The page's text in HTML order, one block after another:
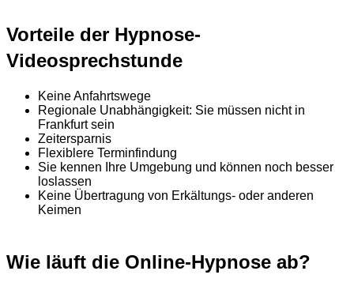
Vorteile der Hypnose-
Videosprechstunde
Keine Anfahrtswege
Regionale Unabhängigkeit: Sie müssen nicht in
Frankfurt sein
Zeitersparnis
Flexiblere Terminfindung
Sie kennen Ihre Umgebung und können noch besser
loslassen
Keine Übertragung von Erkältungs- oder anderen
Keimen
Wie läuft die Online-Hypnose ab?